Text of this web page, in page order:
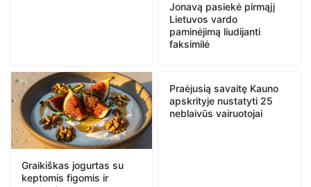
Jonavą pasiekė pirmąjį
Lietuvos vardo
paminėjimą liudijanti
faksimilė
Graikiškas jogurtas su
keptomis figomis ir
Praėjusią savaitę Kauno
apskrityje nustatyti 25
neblaivūs vairuotojai